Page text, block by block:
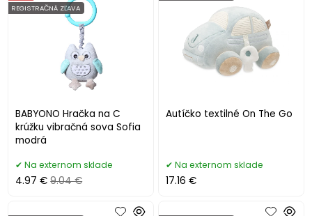
BABYONO Hračka na C
krúžku vibračná sova Sofia
modrá
REGISTRAČNÁ ZĽAVA
Na externom sklade
4.97 € 9.04 €
Autíčko textilné On The Go
Na externom sklade
17.16 €